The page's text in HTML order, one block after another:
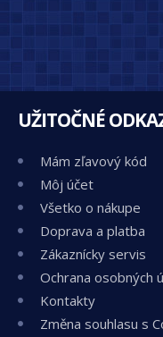
UŽITOČNÉ
Mám zľavový kód
Môj účet
Všetko o nákupe
Doprava a platba
Zákaznícky servis
Ochrana osobných
Kontakty
Změna souhlasu s